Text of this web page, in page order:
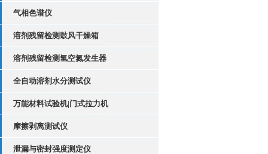
气相色谱仪
溶剂残留检测鼓风干燥箱
溶剂残留检测氢空氮发生器
全自动溶剂水分测试仪
万能材料试验机|门式拉力机
摩擦剥离测试仪
泄漏与密封强度测定仪